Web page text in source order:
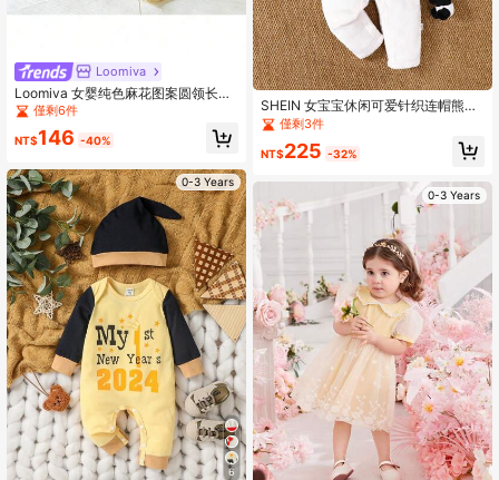
Loomiva
Loomiva 女婴纯色麻花图案圆领长袖
套头毛衣，百搭柔软
僅剩6件
NT$146 -40%
0-3 Years
6
SHEIN 女宝宝休闲可爱针织连帽熊猫
印花拼布长袖连体衣，舒适家居服
僅剩3件
NT$225 -32%
0-3 Years